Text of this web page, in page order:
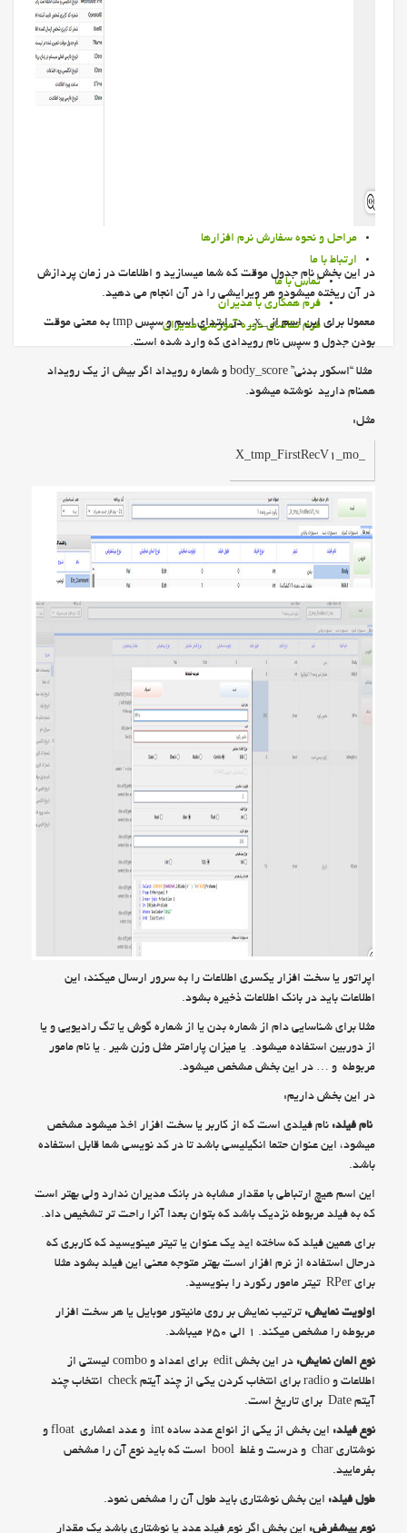
مراحل و نحوه سفارش نرم افزارها
ارتباط با ما
تماس با ما
فرم همکاری با مدیران
فرم تقاضای دوره آموزشی مدیران
در این بخش نام جدول موقت که شما میسازید و اطلاعات در زمان پردازش
در آن ریخته میشودو هر ویرایشی را در آن انجام می دهید.
معمولا برای این اسم از _x_ در ابتدای اسم و سپس tmp به معنی موقت
بودن جدول و سپس نام رویدادی که وارد شده است.
مثلا “اسکور بدنی” body_score و شماره رویداد اگر بیش از یک رویداد
همنام دارید نوشته میشود.
مثل:
_X_tmp_FirstRecV1_mo
اپراتور یا سخت افزار یکسری اطلاعات را به سرور ارسال میکند: این
اطلاعات باید در بانک اطلاعات ذخیره بشود.
مثلا برای شناسایی دام از شماره بدن یا از شماره گوش یا تگ رادیویی و یا
از دوربین استفاده میشود. یا میزان پارامتر مثل وزن شیر . یا نام مامور
مربوطه و … در این بخش مشخص میشود.
در این بخش داریم:
نام فیلد: نام فیلدی است که از کاربر یا سخت افزار اخذ میشود مشخص
میشود، این عنوان حتما انگیلیسی باشد تا در کد نویسی شما قابل استفاده
باشد.
این اسم هیچ ارتباطی با مقدار مشابه در بانک مدیران ندارد ولی بهتر است
که به فیلد مربوطه نزدیک باشد که بتوان بعدا آنرا راحت تر تشخیص داد.
برای همین فیلد که ساخته اید یک عنوان یا تیتر مینویسید که کاربری که
درحال استفاده از نرم افزار است بهتر متوجه معنی این فیلد بشود مثلا
برای RPer تیتر مامور رکورد را بنویسید.
اولویت نمایش: ترتیب نمایش بر روی مانیتور موبایل یا هر سخت افزار
مربوطه را مشخص میکند. ۱ الی ۲۵۰ میباشد.
نوع المان نمایش:
در این بخش edit برای اعداد و combo لیستی از
اطلاعات و radio برای انتخاب کردن یکی از چند آیتم check انتخاب چند
آیتم Date برای تاریخ است.
نوع فیلد:
این بخش از یکی از انواع عدد ساده int و عدد اعشاری float و
نوشتاری char و درست و غلط bool است که باید نوع آن را مشخص
بفرمایید.
طول فیلد: این بخش نوشتاری باید طول آن را مشخص نمود.
نوع پیشفرض: این بخش اگر نوع فیلد عدد یا نوشتاری باشد یک مقدار